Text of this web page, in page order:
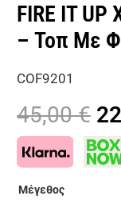
FIRE IT UP
– Τοπ Με
COF9201
45,00€
Μέγεθος